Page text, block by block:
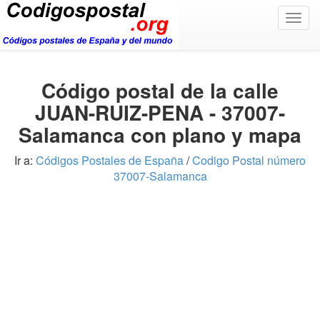
Código postal de la calle
JUAN-RUIZ-PENA - 37007-
Salamanca con plano y mapa
Ir a: Códigos Postales de España/Codigo Postal número
37007-Salamanca